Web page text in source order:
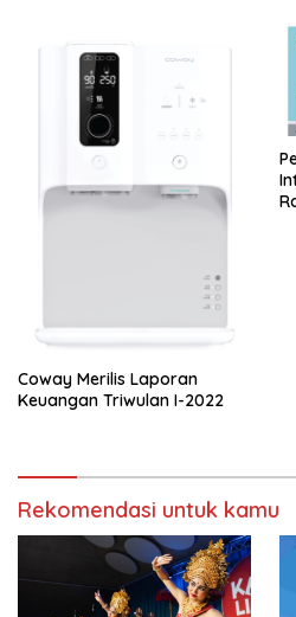
Coway Merilis Laporan
Keuangan Triwulan I-2022
Rekomendasi untuk kamu